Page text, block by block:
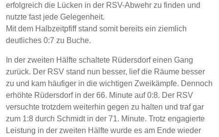
erfolgreich die Lücken in der RSV-Abwehr zu finden und
nutzte fast jede Gelegenheit.
Mit dem Halbzeitpfiff stand somit bereits ein ziemlich
deutliches 0:7 zu Buche.
In der zweiten Hälfte schaltete Rüdersdorf einen Gang
zurück. Der RSV stand nun besser, lief die Räume besser
zu und kam häufiger in die wichtigen Zweikämpfe. Dennoch
erhöhte Rüdersdorf in der 66. Minute auf 0:8. Der RSV
versuchte trotzdem weiterhin gegen zu halten und traf gar
zum 1:8 durch Schmidt in der 71. Minute. Trotz engagierte
Leistung in der zweiten Hälfte wurde es am Ende wieder